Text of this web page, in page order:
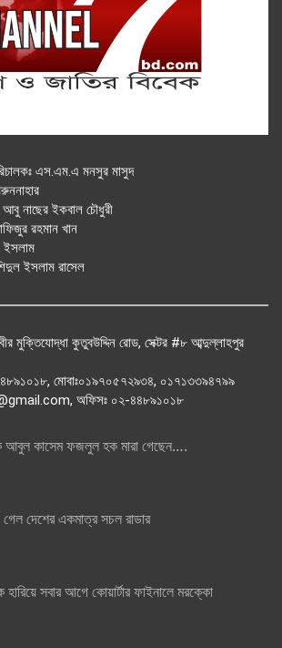
এস.এম.এ মনসুর মাসুদ
আবু নাছের ইকবাল চৌধুরী
রহমান খান
ইসলাম
ইসলাম রাসেল
মুক্তিযোদ্ধা কুতুবউদ্দিন রোড, সেক্টর #৮ আব্দুল্লাহপুর
মোবাঃ০১৯৭০৫৭২৯৩৪, ০১৭১৩৩৯৪৭৯৯
অফিসঃ ০২-৪৪৮৯১০১৮
আবুল কাসেম ফজলুল হক মারা গেছেন….
দেশের একমাত্র সচল রাডার
হারিয়ে সবার আগে কোয়ার্টার ফাইনালে মরক্কো